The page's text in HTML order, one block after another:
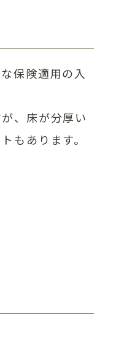
保険適用の入
、床が分厚い
もあります。